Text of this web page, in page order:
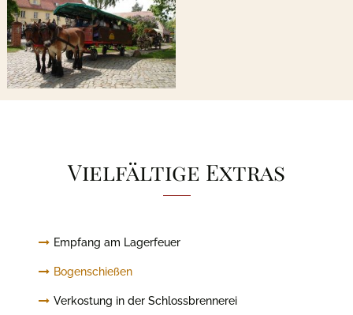
Vielfältige Extras
Empfang am Lagerfeuer
Bogenschießen
Verkostung in der Schlossbrennerei